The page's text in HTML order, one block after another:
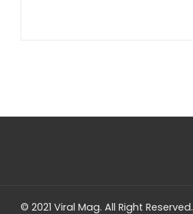
© 2021 Viral Mag. All Right Reserved.